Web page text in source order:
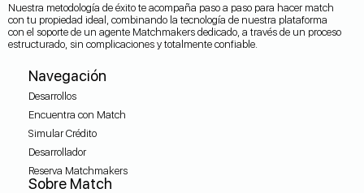
Nuestra metodología de éxito te acompaña paso a paso para hacer match
con tu propiedad ideal, combinando la tecnología de nuestra plataforma
con el soporte de un agente Matchmakers dedicado, a través de un proceso
estructurado, sin complicaciones y totalmente confiable.
Navegación
Desarrollos
Encuentra con Match
Simular Crédito
Desarrollador
Reserva Matchmakers
Sobre Match